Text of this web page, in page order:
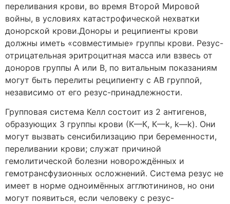
переливания крови, во время Второй Мировой
войны, в условиях катастрофической нехватки
донорской крови.Доноры и реципиенты крови
должны иметь «совместимые» группы крови. Резус-
отрицательная эритроцитная масса или взвесь от
доноров группы А или В, по витальным показаниям
могут быть перелиты реципиенту с AB группой,
независимо от его резус-принадлежности.
Групповая система Келл состоит из 2 антигенов,
образующих 3 группы крови (К—К, К—k, k—k). Они
могут вызвать сенсибилизацию при беременности,
переливании крови; служат причиной
гемолитической болезни новорождённых и
гемотрансфузионных осложнений. Система резус не
имеет в норме одноимённых агглютининов, но они
могут появиться, если человеку с резус-